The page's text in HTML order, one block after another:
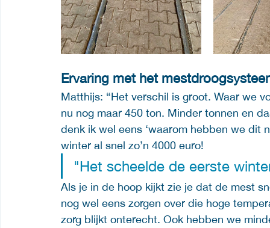
Ervaring met het
Matthijs: “Het verschil is groot. Waar we
nu nog maar 450 ton. Minder tonnen en
denk ik wel eens ‘waarom hebben we dit
winter al snel zo’n 4000 euro!
"Het scheelde de eerste
Als je in de hoop kijkt zie je dat de mest
nog wel eens zorgen over die hoge
zorg blijkt onterecht. Ook hebben we